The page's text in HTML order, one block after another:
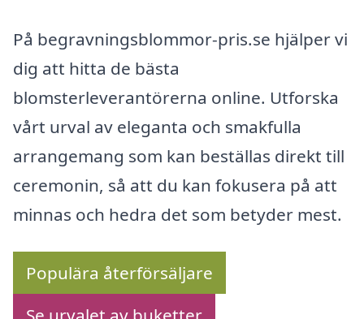
På begravningsblommor-pris.se hjälper vi
dig att hitta de bästa
blomsterleverantörerna online. Utforska
vårt urval av eleganta och smakfulla
arrangemang som kan beställas direkt till
ceremonin, så att du kan fokusera på att
minnas och hedra det som betyder mest.
Populära återförsäljare